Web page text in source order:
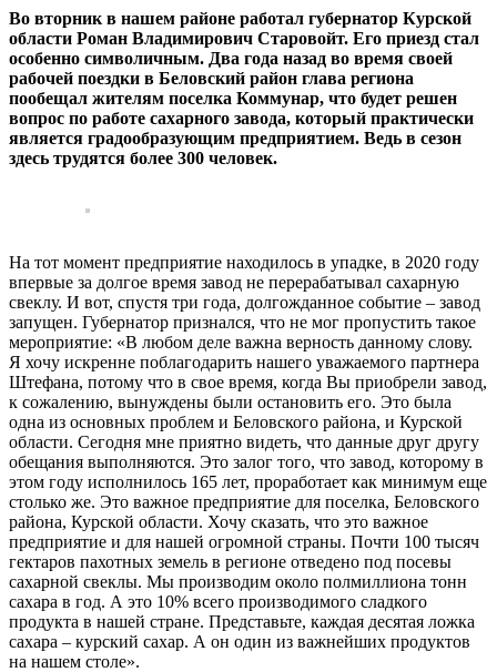
Во вторник в нашем районе работал губернатор Курской
области Роман Владимирович Старовойт. Его приезд стал
особенно символичным. Два года назад во время своей
рабочей поездки в Беловский район глава региона
пообещал жителям поселка Коммунар, что будет решен
вопрос по работе сахарного завода, который практически
является градообразующим предприятием. Ведь в сезон
здесь трудятся более 300 человек.
На тот момент предприятие находилось в упадке, в 2020 году
впервые за долгое время завод не перерабатывал сахарную
свеклу. И вот, спустя три года, долгожданное событие – завод
запущен. Губернатор признался, что не мог пропустить такое
мероприятие: «В любом деле важна верность данному слову.
Я хочу искренне поблагодарить нашего уважаемого партнера
Штефана, потому что в свое время, когда Вы приобрели завод,
к сожалению, вынуждены были остановить его. Это была
одна из основных проблем и Беловского района, и Курской
области. Сегодня мне приятно видеть, что данные друг другу
обещания выполняются. Это залог того, что завод, которому в
этом году исполнилось 165 лет, проработает как минимум еще
столько же. Это важное предприятие для поселка, Беловского
района, Курской области. Хочу сказать, что это важное
предприятие и для нашей огромной страны. Почти 100 тысяч
гектаров пахотных земель в регионе отведено под посевы
сахарной свеклы. Мы производим около полмиллиона тонн
сахара в год. А это 10% всего производимого сладкого
продукта в нашей стране. Представьте, каждая десятая ложка
сахара – курский сахар. А он один из важнейших продуктов
на нашем столе».